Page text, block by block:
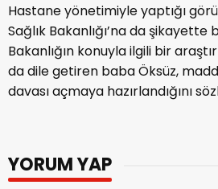
Hastane yönetimiyle yaptığı
Sağlık Bakanlığı’na da
Bakanlığın konuyla ilgili bir
da dile getiren baba Öksüz,
davası açmaya hazırlandığını
YORUM YAP